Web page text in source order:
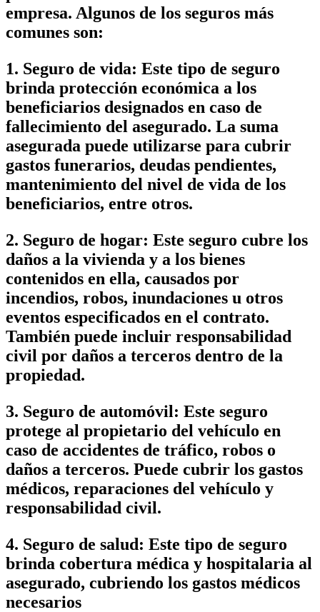
empresa. Algunos de los seguros más
comunes son:
1. Seguro de vida: Este tipo de seguro
brinda protección económica a los
beneficiarios designados en caso de
fallecimiento del asegurado. La suma
asegurada puede utilizarse para cubrir
gastos funerarios, deudas pendientes,
mantenimiento del nivel de vida de los
beneficiarios, entre otros.
2. Seguro de hogar: Este seguro cubre los
daños a la vivienda y a los bienes
contenidos en ella, causados por
incendios, robos, inundaciones u otros
eventos especificados en el contrato.
También puede incluir responsabilidad
civil por daños a terceros dentro de la
propiedad.
3. Seguro de automóvil: Este seguro
protege al propietario del vehículo en
caso de accidentes de tráfico, robos o
daños a terceros. Puede cubrir los gastos
médicos, reparaciones del vehículo y
responsabilidad civil.
4. Seguro de salud: Este tipo de seguro
brinda cobertura médica y hospitalaria al
asegurado, cubriendo los gastos médicos
necesarios